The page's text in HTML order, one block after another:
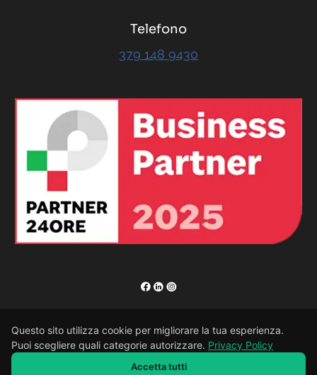
Questo sito utilizza cookie per migliorare la tua esperienza.
Puoi scegliere quali categorie autorizzare. Privacy Policy
Accetta tutti
Telefono
379 148 9430
RENOR & Partners S.r.l.